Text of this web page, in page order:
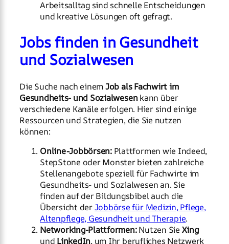
Arbeitsalltag sind schnelle Entscheidungen
und kreative Lösungen oft gefragt.
Jobs finden in Gesundheit
und Sozialwesen
Die Suche nach einemJob als Fachwirt im
Gesundheits- und Sozialwesenkann über
verschiedene Kanäle erfolgen. Hier sind einige
Ressourcen und Strategien, die Sie nutzen
können:
Online-Jobbörsen:Plattformen wie Indeed,
StepStone oder Monster bieten zahlreiche
Stellenangebote speziell für Fachwirte im
Gesundheits- und Sozialwesen an. Sie
finden auf der Bildungsbibel auch die
Übersicht derJobbörse für Medizin, Pflege,
Altenpflege, Gesundheit und Therapie.
Networking-Plattformen:Nutzen Sie Xing
und LinkedIn, um Ihr berufliches Netzwerk